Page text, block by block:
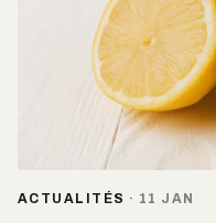
ACTUALITÉS · 11 JAN